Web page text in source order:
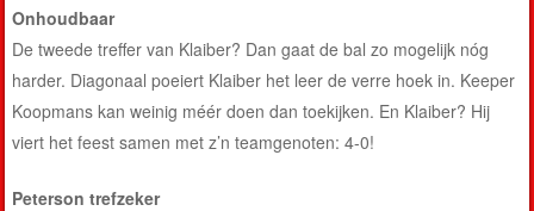
Onhoudbaar
De tweede treffer van Klaiber? Dan gaat de bal zo mogelijk nóg
harder. Diagonaal poeiert Klaiber het leer de verre hoek in. Keeper
Koopmans kan weinig méér doen dan toekijken. En Klaiber? Hij
viert het feest samen met z’n teamgenoten: 4-0!
Peterson trefzeker